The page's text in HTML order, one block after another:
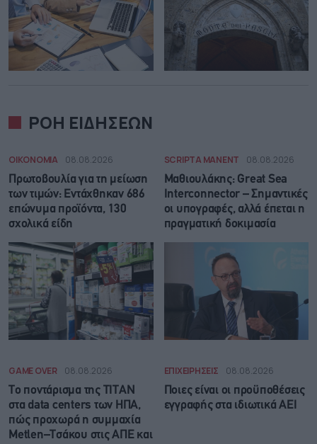
ΡΟΗ ΕΙΔΗΣΕΩΝ
ΟΙΚΟΝΟΜΙΑ 08.08.2026
Πρωτοβουλία για τη μείωση
των τιμών: Εντάχθηκαν 686
επώνυμα προϊόντα, 130
σχολικά είδη
SCRIPTA MANENT 08.08.2026
Μαθιουλάκης: Great Sea
Interconnector – Σημαντικές
οι υπογραφές, αλλά έπεται η
πραγματική δοκιμασία
GAME OVER 08.08.2026
Το ποντάρισμα της ΤΙΤΑΝ
στα data centers των ΗΠΑ,
πώς προχωρά η συμμαχία
Metlen–Τσάκου στις ΑΠΕ και
ΕΠΙΧΕΙΡΗΣΕΙΣ 08.08.2026
Ποιες είναι οι προϋποθέσεις
εγγραφής στα ιδιωτικά ΑΕΙ